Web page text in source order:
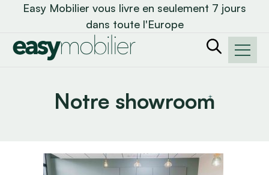
Easy Mobilier vous livre en seulement 7 jours
dans toute l'Europe
Notre showroom